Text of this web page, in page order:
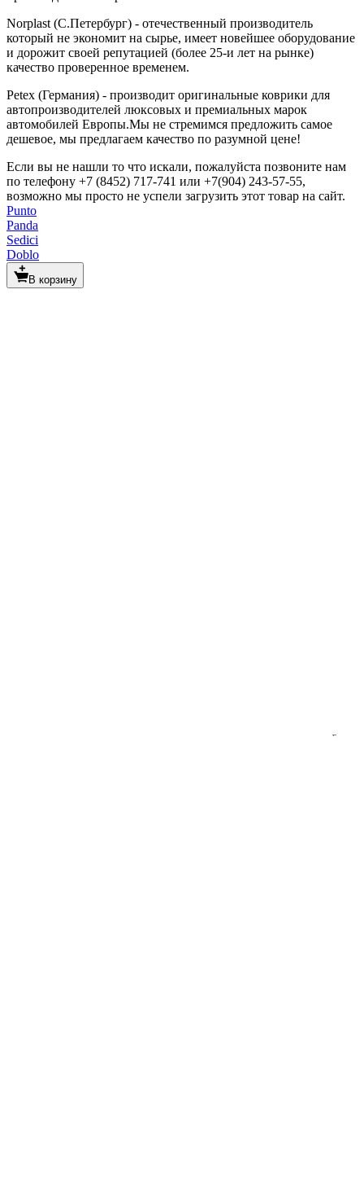
Norplast (С.Петербург) - отечественный производитель
который не экономит на сырье, имеет новейшее оборудование
и дорожит своей репутацией (более 25-и лет на рынке)
качество проверенное временем.
Petex (Германия) - производит оригинальные коврики для
автопроизводителей люксовых и премиальных марок
автомобилей Европы.Мы не стремимся предложить самое
дешевое, мы предлагаем качество по разумной цене!
Если вы не нашли то что искали, пожалуйста позвоните нам
по телефону +7 (8452) 717-741 или +7(904) 243-57-55,
возможно мы просто не успели загрузить этот товар на сайт.
Punto
Panda
Sedici
Doblo
В корзину